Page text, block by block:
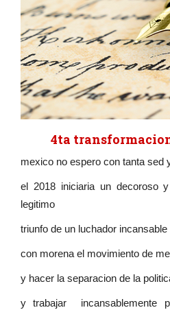
4ta
mexico no espero con tanta sed
el 2018 iniciaria un decoroso
legitimo
triunfo de un luchador
con morena el movimiento de
y hacer la separacion de la
y trabajar incansablemente